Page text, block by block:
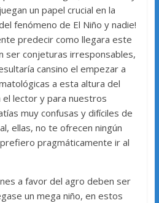
un papel crucial en la
fenómeno de El Niño y nadie!
predecir como llegara este
ser conjeturas irresponsables,
cansino el empezar a
a esta altura del
lector y para nuestros
muy confusas y difíciles de
ellas, no te ofrecen ningún
pragmáticamente ir al
a favor del agro deben ser
un mega niño, en estos